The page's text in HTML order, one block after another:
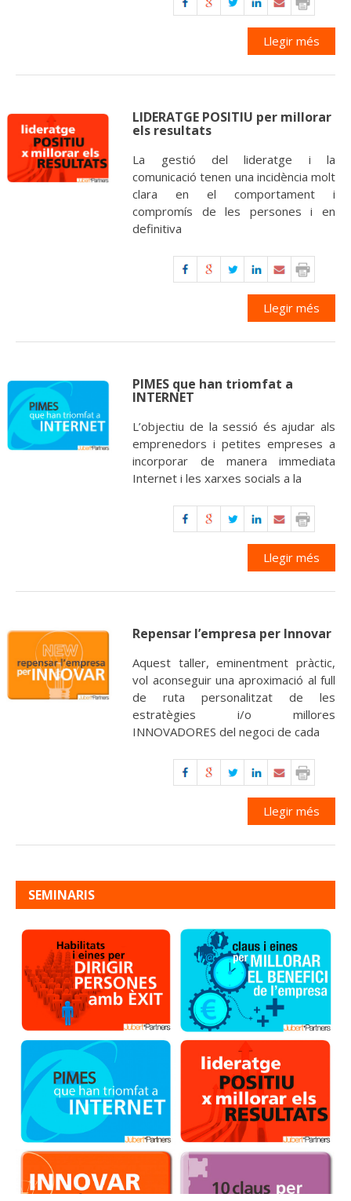
Llegir més
LIDERATGE POSITIU per millorar
els resultats
La gestió del lideratge i la
comunicació tenen una incidència molt
clara en el comportament i
compromís de les persones i en
definitiva
Llegir més
PIMES que han triomfat a
INTERNET
L’objectiu de la sessió és ajudar als
emprenedors i petites empreses a
incorporar de manera immediata
Internet i les xarxes socials a la
Llegir més
Repensar l’empresa per Innovar
Aquest taller, eminentment pràctic,
vol aconseguir una aproximació al full
de ruta personalitzat de les
estratègies i/o millores
INNOVADORES del negoci de cada
Llegir més
SEMINARIS